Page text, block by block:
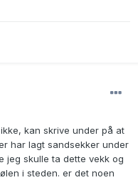
kan skrive under på at
har lagt sandsekker under
jeg skulle ta dette vekk og
i steden. er det noen